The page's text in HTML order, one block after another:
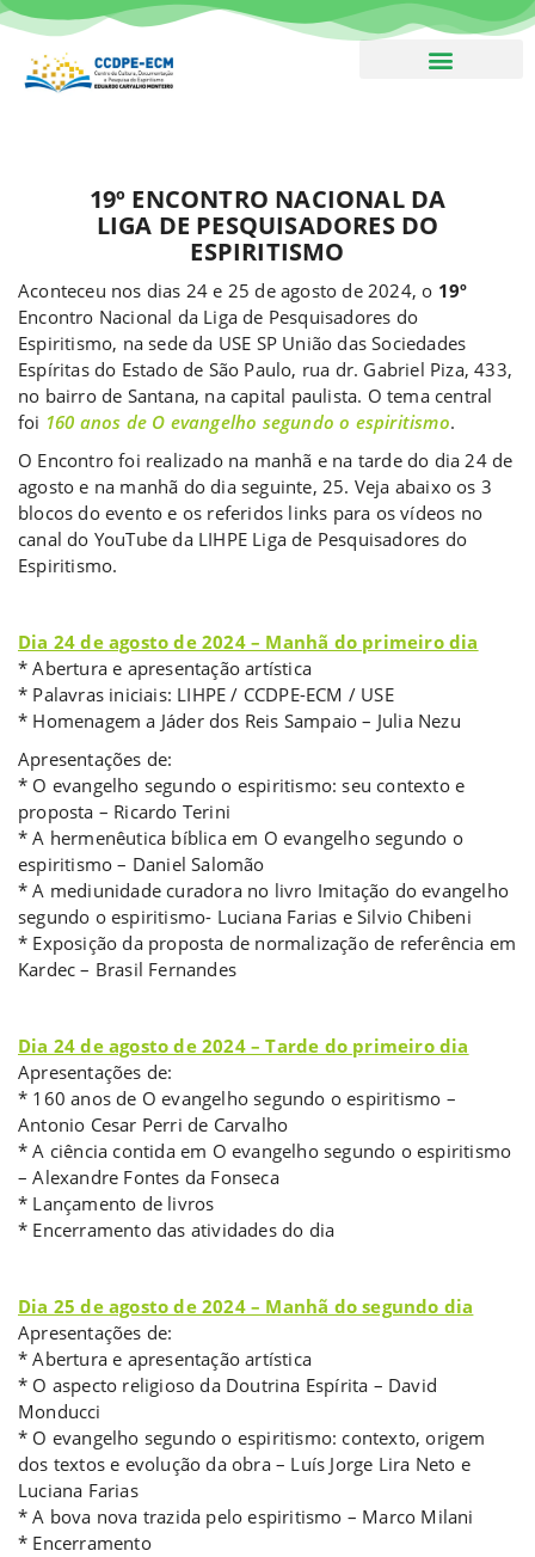
19º ENCONTRO NACIONAL DA
LIGA DE PESQUISADORES DO
ESPIRITISMO
Aconteceu nos dias 24 e 25 de agosto de 2024, o 19º
Encontro Nacional da Liga de Pesquisadores do
Espiritismo, na sede da USE SP União das Sociedades
Espíritas do Estado de São Paulo, rua dr. Gabriel Piza, 433,
no bairro de Santana, na capital paulista. O tema central
foi 160 anos de O evangelho segundo o espiritismo.
O Encontro foi realizado na manhã e na tarde do dia 24 de
agosto e na manhã do dia seguinte, 25. Veja abaixo os 3
blocos do evento e os referidos links para os vídeos no
canal do YouTube da LIHPE Liga de Pesquisadores do
Espiritismo.
Dia 24 de agosto de 2024 – Manhã do primeiro dia
* Abertura e apresentação artística
* Palavras iniciais: LIHPE / CCDPE-ECM / USE
* Homenagem a Jáder dos Reis Sampaio – Julia Nezu
Apresentações de:
* O evangelho segundo o espiritismo: seu contexto e
proposta – Ricardo Terini
* A hermenêutica bíblica em O evangelho segundo o
espiritismo – Daniel Salomão
* A mediunidade curadora no livro Imitação do evangelho
segundo o espiritismo- Luciana Farias e Silvio Chibeni
* Exposição da proposta de normalização de referência em
Kardec – Brasil Fernandes
Dia 24 de agosto de 2024 – Tarde do primeiro dia
Apresentações de:
* 160 anos de O evangelho segundo o espiritismo –
Antonio Cesar Perri de Carvalho
* A ciência contida em O evangelho segundo o espiritismo
– Alexandre Fontes da Fonseca
* Lançamento de livros
* Encerramento das atividades do dia
Dia 25 de agosto de 2024 – Manhã do segundo dia
Apresentações de:
* Abertura e apresentação artística
* O aspecto religioso da Doutrina Espírita – David
Monducci
* O evangelho segundo o espiritismo: contexto, origem
dos textos e evolução da obra – Luís Jorge Lira Neto e
Luciana Farias
* A bova nova trazida pelo espiritismo – Marco Milani
* Encerramento